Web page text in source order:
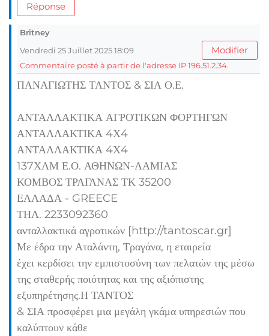
Réponse
Britney
Vendredi 25 Juillet 2025 18:09
Modifier
Commentaire posté à partir de l'adresse IP 196.51.2.34.
ΠΑΝΑΓΙΩΤΗΣ ΤΑΝΤΟΣ & ΣΙΑ Ο.Ε.
ΑΝΤΑΛΛΑΚΤΙΚΑ ΑΓΡΟΤΙΚΩΝ ΦΟΡΤΗΓΩΝ
ΑΝΤΑΛΛΑΚΤΙΚΑ 4Χ4
ΑΝΤΑΛΛΑΚΤΙΚΑ 4Χ4
137ΧΛΜ Ε.Ο. ΑΘΗΝΩΝ-ΛΑΜΙΑΣ
ΚΟΜΒΟΣ ΤΡΑΓΑΝΑΣ ΤΚ 35200
ΕΛΛΑΔΑ - GREECE
ΤΗΛ. 2233092360
ανταλλακτικά αγροτικών [http://tantoscar.gr]
Με έδρα την Αταλάντη, Τραγάνα, η εταιρεία
έχει κερδίσει την εμπιστοσύνη των πελατών της μέσω
της σταθερής ποιότητας και της αξιόπιστης
εξυπηρέτησης.Η ΤΑΝΤΟΣ
& ΣΙΑ προσφέρει μια μεγάλη γκάμα υπηρεσιών που
καλύπτουν κάθε